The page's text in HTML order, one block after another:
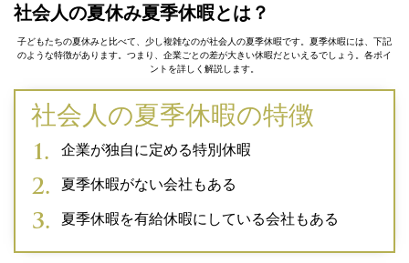
社会人の夏休み夏季休暇とは？
子どもたちの夏休みと比べて、少し複雑なのが社会人の夏季休暇です。夏季休暇には、下記
のような特徴があります。つまり、企業ごとの差が大きい休暇だといえるでしょう。各ポイ
ントを詳しく解説します。
社会人の夏季休暇の特徴
企業が独自に定める特別休暇
夏季休暇がない会社もある
夏季休暇を有給休暇にしている会社もある